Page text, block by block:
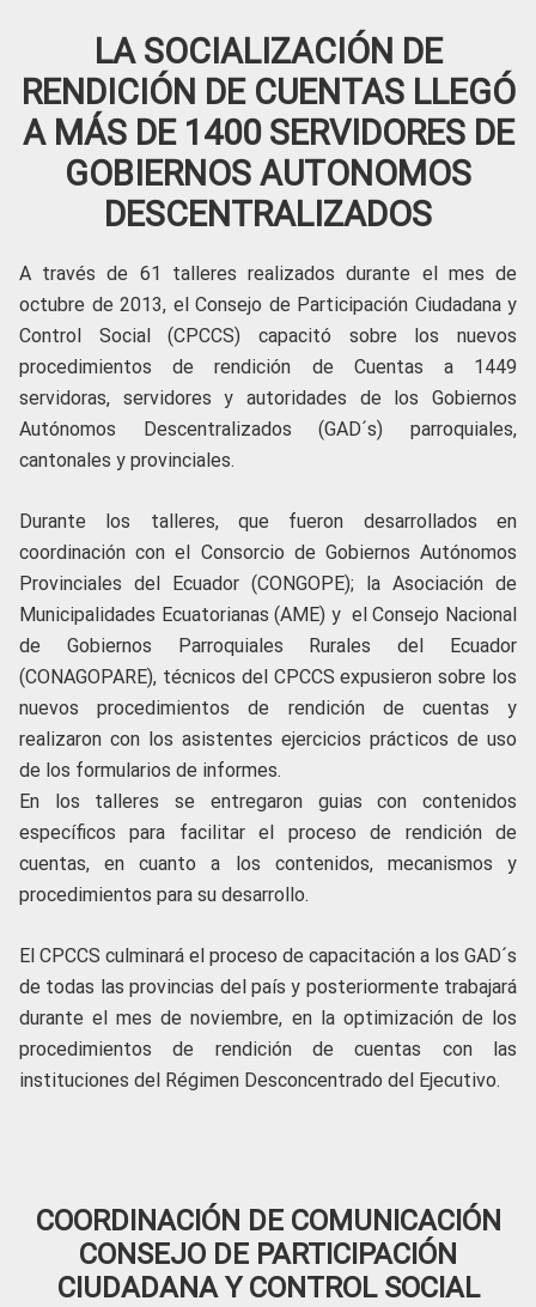
LA SOCIALIZACIÓN DE
RENDICIÓN DE CUENTAS LLEGÓ
A MÁS DE 1400 SERVIDORES DE
GOBIERNOS AUTONOMOS
DESCENTRALIZADOS
A través de 61 talleres realizados durante el mes de
octubre de 2013, el Consejo de Participación Ciudadana y
Control Social (CPCCS) capacitó sobre los nuevos
procedimientos de rendición de Cuentas a 1449
servidoras, servidores y autoridades de los Gobiernos
Autónomos Descentralizados (GAD´s) parroquiales,
cantonales y provinciales.
Durante los talleres, que fueron desarrollados en
coordinación con el Consorcio de Gobiernos Autónomos
Provinciales del Ecuador (CONGOPE); la Asociación de
Municipalidades Ecuatorianas (AME) y el Consejo Nacional
de Gobiernos Parroquiales Rurales del Ecuador
(CONAGOPARE), técnicos del CPCCS expusieron sobre los
nuevos procedimientos de rendición de cuentas y
realizaron con los asistentes ejercicios prácticos de uso
de los formularios de informes.
En los talleres se entregaron guias con contenidos
específicos para facilitar el proceso de rendición de
cuentas, en cuanto a los contenidos, mecanismos y
procedimientos para su desarrollo.
El CPCCS culminará el proceso de capacitación a los GAD´s
de todas las provincias del país y posteriormente trabajará
durante el mes de noviembre, en la optimización de los
procedimientos de rendición de cuentas con las
instituciones del Régimen Desconcentrado del Ejecutivo.
COORDINACIÓN DE COMUNICACIÓN
CONSEJO DE PARTICIPACIÓN
CIUDADANA Y CONTROL SOCIAL